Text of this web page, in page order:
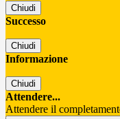
Chiudi
Successo
Chiudi
Informazione
Chiudi
Attendere...
Attendere il